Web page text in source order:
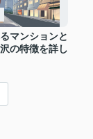
マンションと
の特徴を詳し